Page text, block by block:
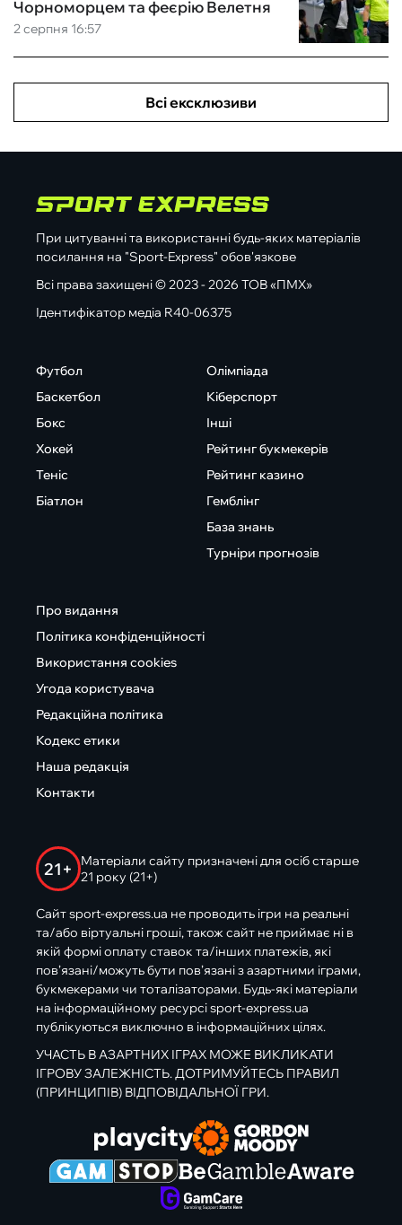
2 серпня 16:57
Чорноморцем та феєрію Велетня
Всі ексклюзиви
При цитуванні та використанні будь-яких матеріалів
посилання на "Sport-Express" обов'язкове
Всі права захищені © 2023 - 2026 ТОВ «ПМХ»
Ідентифікатор медіа R40-06375
Футбол
Баскетбол
Бокс
Хокей
Теніс
Біатлон
Олімпіада
Кіберспорт
Інші
Рейтинг букмекерів
Рейтинг казино
Гемблінг
База знань
Турніри прогнозів
Про видання
Політика конфіденційності
Використання cookies
Угода користувача
Редакційна політика
Кодекс етики
Наша редакція
Контакти
21+
Матеріали сайту призначені для осіб старше
21 року (21+)
Сайт sport-express.ua не проводить ігри на реальні
та/або віртуальні гроші, також сайт не приймає ні в
якій формі оплату ставок та/інших платежів, які
пов’язані/можуть бути пов’язані з азартними іграми,
букмекерами чи тоталізаторами. Будь-які матеріали
на інформаційному ресурсі sport-express.ua
публікуються виключно в інформаційних цілях.
УЧАСТЬ В АЗАРТНИХ ІГРАХ МОЖЕ ВИКЛИКАТИ
ІГРОВУ ЗАЛЕЖНІСТЬ. ДОТРИМУЙТЕСЬ ПРАВИЛ
(ПРИНЦИПІВ) ВІДПОВІДАЛЬНОЇ ГРИ.